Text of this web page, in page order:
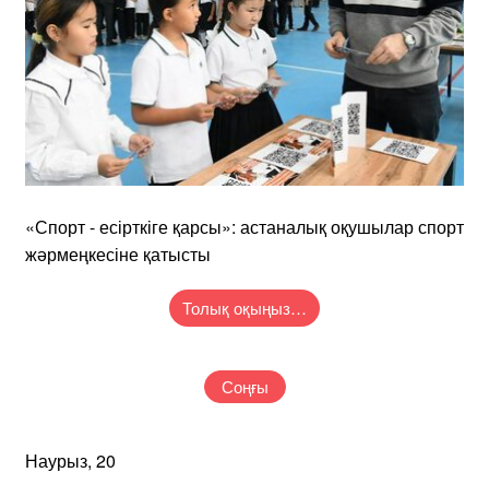
«Спорт - есірткіге қарсы»: астаналық оқушылар спорт
жәрмеңкесіне қатысты
Толық оқыңыз…
Соңғы
Наурыз, 20